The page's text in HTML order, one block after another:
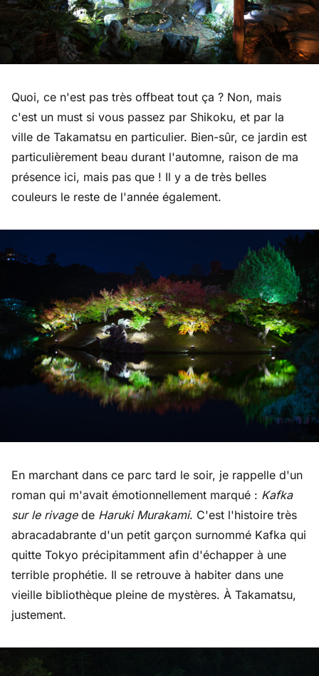
Quoi, ce n'est pas très offbeat tout ça ? Non, mais
c'est un must si vous passez par Shikoku, et par la
ville de Takamatsu en particulier. Bien-sûr, ce jardin est
particulièrement beau durant l'automne, raison de ma
présence ici, mais pas que ! Il y a de très belles
couleurs le reste de l'année également.
En marchant dans ce parc tard le soir, je rappelle d'un
roman qui m'avait émotionnellement marqué : Kafka
sur le rivagede Haruki Murakami. C'est l'histoire très
abracadabrante d'un petit garçon surnommé Kafka qui
quitte Tokyo précipitamment afin d'échapper à une
terrible prophétie. Il se retrouve à habiter dans une
vieille bibliothèque pleine de mystères. À Takamatsu,
justement.